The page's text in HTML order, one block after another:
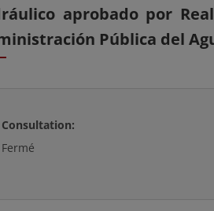
aprobado por
Pública del
Consultation:
Fermé